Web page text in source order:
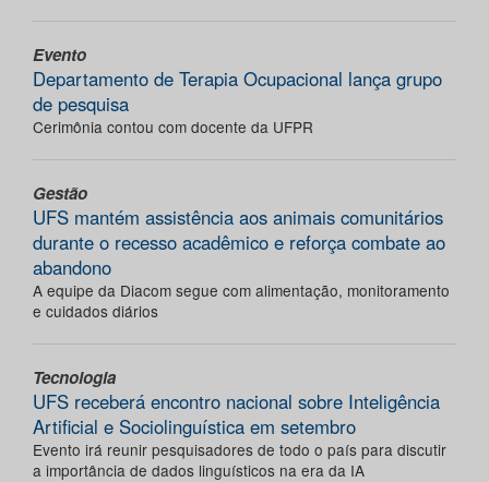
Evento
Departamento de Terapia Ocupacional lança grupo
de pesquisa
Cerimônia contou com docente da UFPR
Gestão
UFS mantém assistência aos animais comunitários
durante o recesso acadêmico e reforça combate ao
abandono
A equipe da Diacom segue com alimentação, monitoramento
e cuidados diários
Tecnologia
UFS receberá encontro nacional sobre Inteligência
Artificial e Sociolinguística em setembro
Evento irá reunir pesquisadores de todo o país para discutir
a importância de dados linguísticos na era da IA